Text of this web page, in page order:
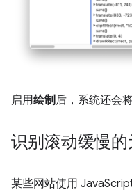
启用绘制后，系统还会
识别滚动缓慢的
某些网站使用